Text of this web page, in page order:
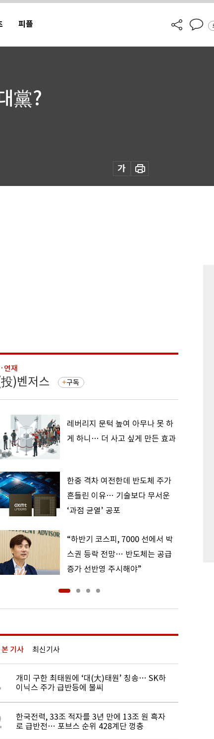
피플
黨?
연재
)벤저스 구독
레버리지 문턱 높여 아무나 못 하
게 하니… 더 사고 싶게 만든 효과
한중 격차 여전한데 반도체 주가
흔들린 이유… 기술보다 무서운
‘과점 균열’ 공포
“하반기 코스피, 7000 선에서 박
스권 등락 전망… 반도체는 공급
증가 선반영 주시해야”
본 기사 최신기사
개미 구한 최태원에 ‘대(大)태원’ 칭송… SK하
이닉스 주가 급반등에 불씨
한국전력, 33조 적자를 3년 만에 13조 원 흑자
로 급반전… 포브스 순위 428계단 껑충